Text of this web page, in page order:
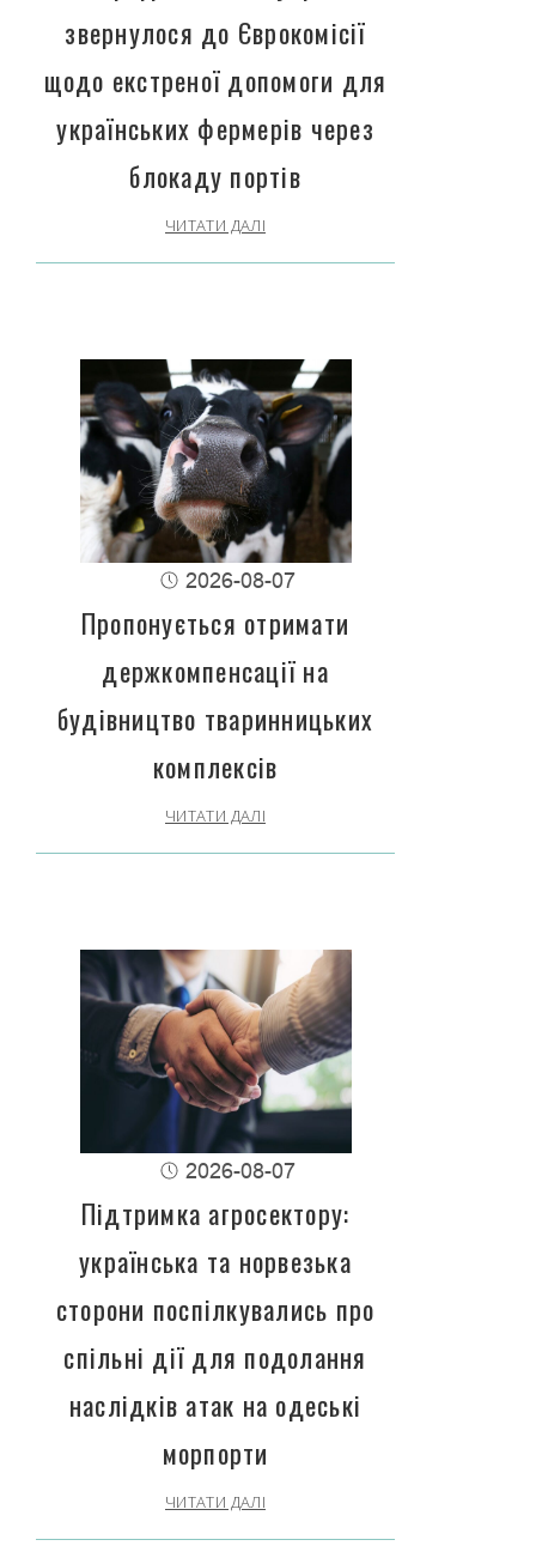
звернулося до Єврокомісії
щодо екстреної допомоги для
українських фермерів через
блокаду портів
ЧИТАТИ ДАЛІ
2026-08-07
Пропонується отримати
держкомпенсації на
будівництво тваринницьких
комплексів
ЧИТАТИ ДАЛІ
2026-08-07
Підтримка агросектору:
українська та норвезька
сторони поспілкувались про
спільні дії для подолання
наслідків атак на одеські
морпорти
ЧИТАТИ ДАЛІ